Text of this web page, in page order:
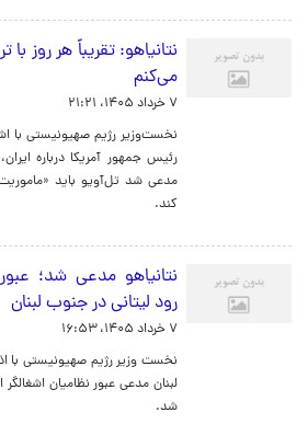
نتانیاهو: تقریباً هر روز
می‌کنم
۷ خرداد ۱۴۰۵، ۲۱:۲۱
نخست‌وزیر رژیم صهیونیستی با
رئیس جمهور آمریکا درباره
مدعی شد تل‌آویو باید
کند.
نتانیاهو مدعی شد؛
رود لیتانی در جنوب لبنان
۷ خرداد ۱۴۰۵، ۱۶:۵۳
نخست وزیر رژیم صهیونیستی با
لبنان مدعی عبور نظامیان
شد.